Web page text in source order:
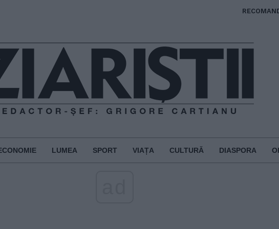
LUMEA SPORT VIAȚA CULTURĂ DIASPORA